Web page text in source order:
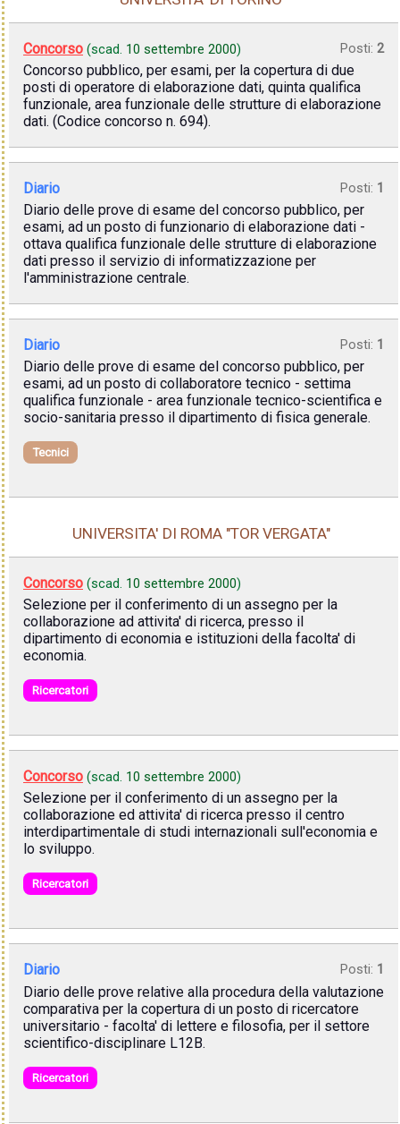
Concorso (scad. 10 settembre 2000) Posti: 2
Concorso pubblico, per esami, per la copertura di due
posti di operatore di elaborazione dati, quinta qualifica
funzionale, area funzionale delle strutture di elaborazione
dati. (Codice concorso n. 694).
Diario Posti: 1
Diario delle prove di esame del concorso pubblico, per
esami, ad un posto di funzionario di elaborazione dati -
ottava qualifica funzionale delle strutture di elaborazione
dati presso il servizio di informatizzazione per
l'amministrazione centrale.
Diario Posti: 1
Diario delle prove di esame del concorso pubblico, per
esami, ad un posto di collaboratore tecnico - settima
qualifica funzionale - area funzionale tecnico-scientifica e
socio-sanitaria presso il dipartimento di fisica generale.
Tecnici
UNIVERSITA' DI ROMA "TOR VERGATA"
Concorso (scad. 10 settembre 2000)
Selezione per il conferimento di un assegno per la
collaborazione ad attivita' di ricerca, presso il
dipartimento di economia e istituzioni della facolta' di
economia.
Ricercatori
Concorso (scad. 10 settembre 2000)
Selezione per il conferimento di un assegno per la
collaborazione ed attivita' di ricerca presso il centro
interdipartimentale di studi internazionali sull'economia e
lo sviluppo.
Ricercatori
Diario Posti: 1
Diario delle prove relative alla procedura della valutazione
comparativa per la copertura di un posto di ricercatore
universitario - facolta' di lettere e filosofia, per il settore
scientifico-disciplinare L12B.
Ricercatori